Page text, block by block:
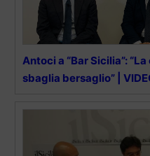
Antoci a “Bar Sicilia”:
sbaglia bersaglio” |